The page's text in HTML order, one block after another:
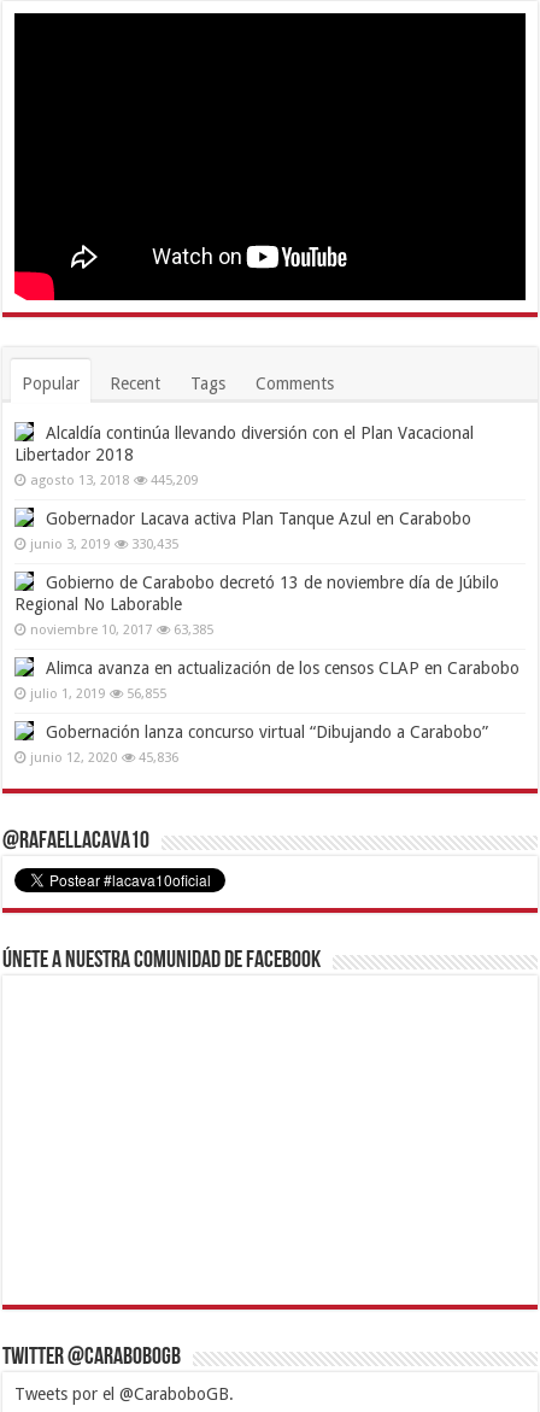
Popular Recent Tags Comments
Alcaldía continúa llevando diversión con el Plan Vacacional
Libertador 2018
agosto 13, 2018 445,209
Gobernador Lacava activa Plan Tanque Azul en Carabobo
junio 3, 2019 330,435
Gobierno de Carabobo decretó 13 de noviembre día de Júbilo
Regional No Laborable
noviembre 10, 2017 63,385
Alimca avanza en actualización de los censos CLAP en Carabobo
julio 1, 2019 56,855
Gobernación lanza concurso virtual “Dibujando a Carabobo”
junio 12, 2020 45,836
@RafaelLacava10
Únete a nuestra comunidad de Facebook
Twitter @CaraboboGB
Tweets por el @CaraboboGB.